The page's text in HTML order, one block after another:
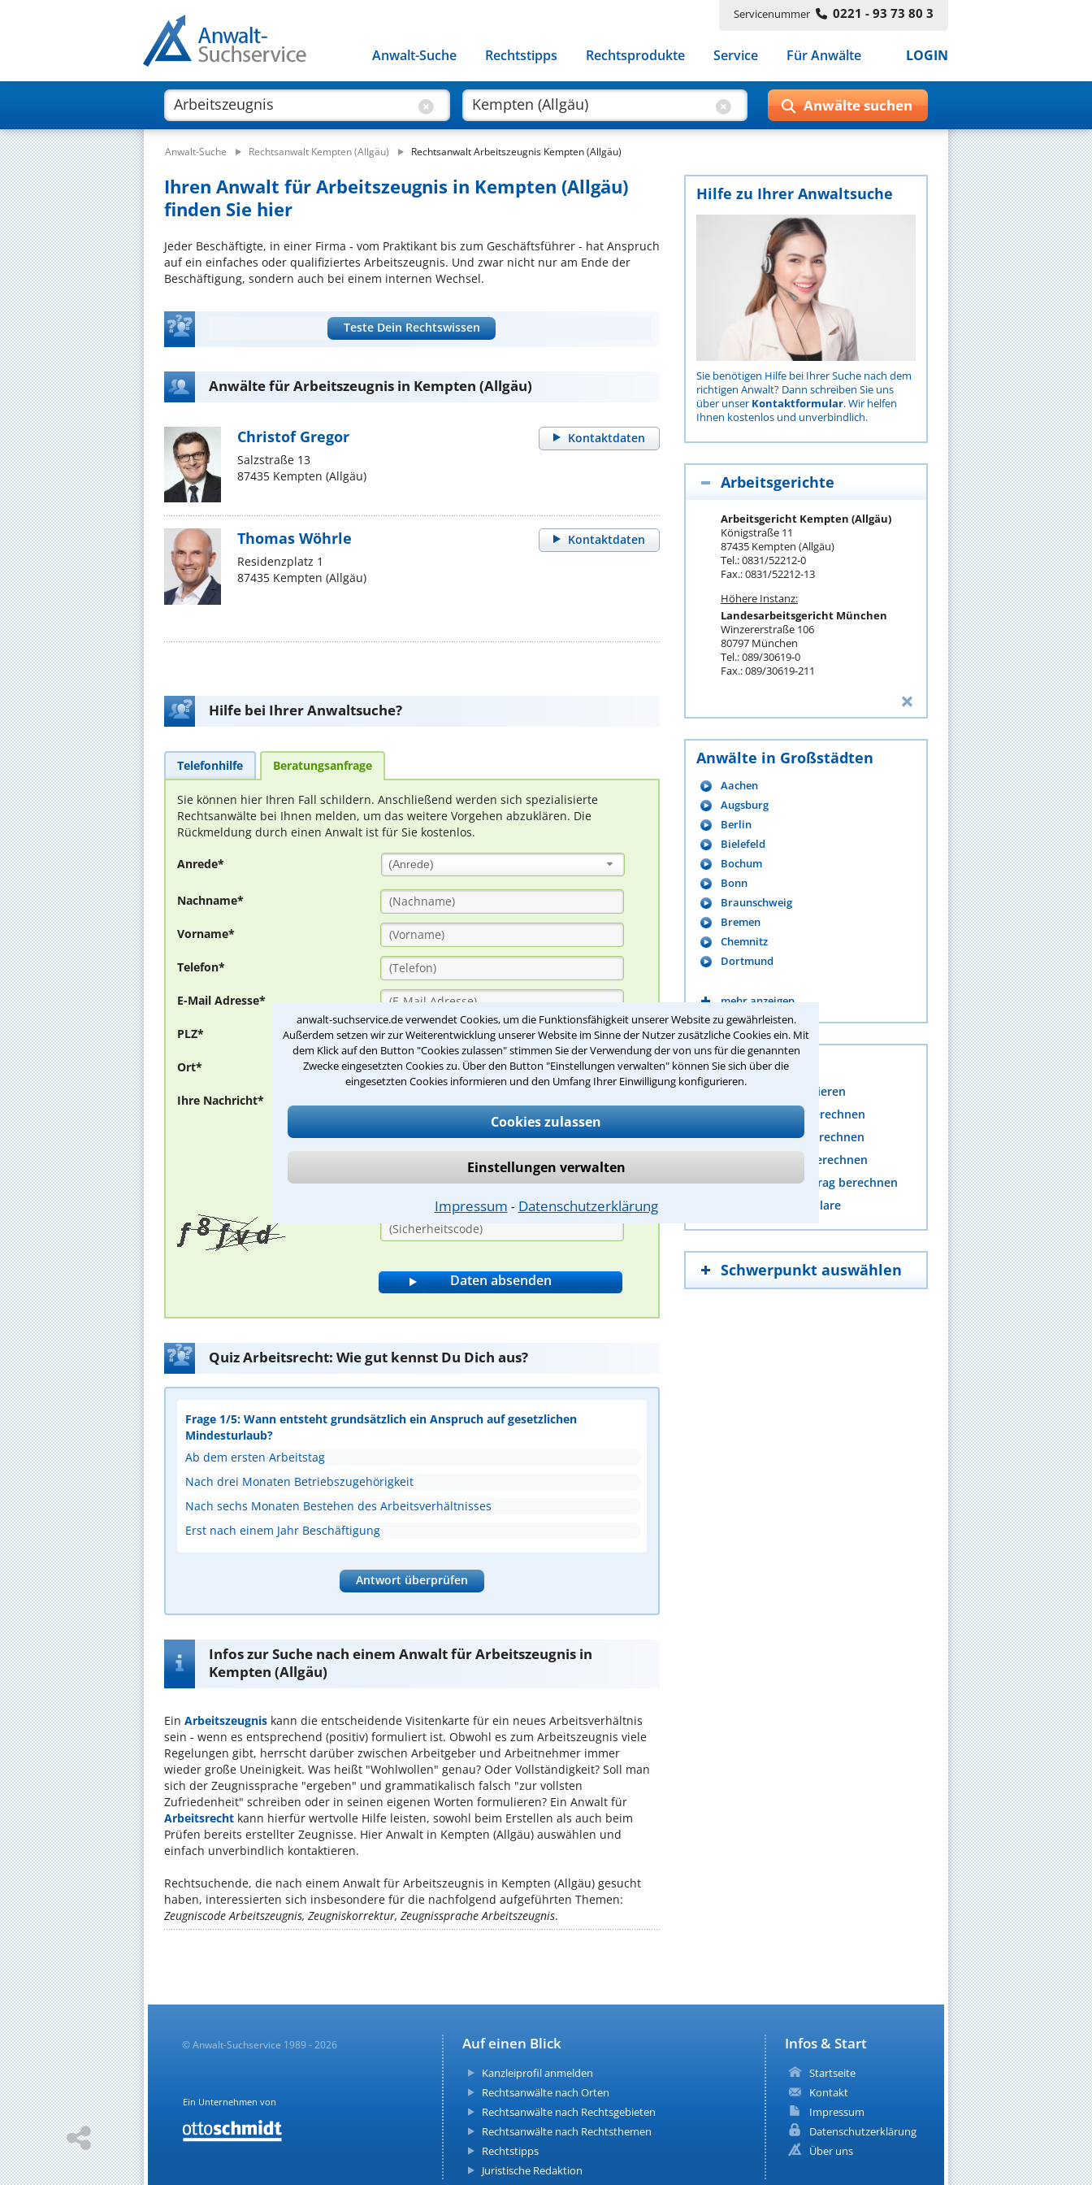
anwalt-suchservice.de verwendet Cookies, um die Funktionsfähigkeit unserer Website zu gewährleisten.
Außerdem setzen wir zur Weiterentwicklung unserer Website im Sinne der Nutzer zusätzliche Cookies ein. Mit
dem Klick auf den Button "Cookies zulassen" stimmen Sie der Verwendung der von uns für die genannten
Zwecke eingesetzten Cookies zu. Über den Button "Einstellungen verwalten" können Sie sich über die
eingesetzten Cookies informieren und den Umfang Ihrer Einwilligung konfigurieren.
Cookies zulassen
Einstellungen verwalten
Impressum ⁃ Datenschutzerklärung
Servicenummer 0221 - 93 73 80 3
Anwalt-Suche Rechtstipps Rechtsprodukte Service Für Anwälte LOGIN
Anwalt-Suche Rechtsanwalt Kempten (Allgäu) Rechtsanwalt Arbeitszeugnis Kempten (Allgäu)
Ihren Anwalt für Arbeitszeugnis in Kempten (Allgäu)
finden Sie hier
Jeder Beschäftigte, in einer Firma - vom Praktikant bis zum Geschäftsführer - hat Anspruch
auf ein einfaches oder qualifiziertes Arbeitszeugnis. Und zwar nicht nur am Ende der
Beschäftigung, sondern auch bei einem internen Wechsel.
Teste Dein Rechtswissen
Anwälte für Arbeitszeugnis in Kempten (Allgäu)
Kontaktdaten
Christof Gregor
Salzstraße 13
87435 Kempten (Allgäu)
Kontaktdaten
Thomas Wöhrle
Residenzplatz 1
87435 Kempten (Allgäu)
Hilfe bei Ihrer Anwaltsuche?
Telefonhilfe Beratungsanfrage
Sie können hier Ihren Fall schildern. Anschließend werden sich spezialisierte
Rechtsanwälte bei Ihnen melden, um das weitere Vorgehen abzuklären. Die
Rückmeldung durch einen Anwalt ist für Sie kostenlos.
Anrede* (Anrede)
Nachname*
Vorname*
Telefon*
E-Mail Adresse*
PLZ*
Ort*
Ihre Nachricht*
Bitte Sicherheitscode eingeben.
Quiz Arbeitsrecht: Wie gut kennst Du Dich aus?
Frage 1/5: Wann entsteht grundsätzlich ein Anspruch auf gesetzlichen
Mindesturlaub?
Ab dem ersten Arbeitstag
Nach drei Monaten Betriebszugehörigkeit
Nach sechs Monaten Bestehen des Arbeitsverhältnisses
Erst nach einem Jahr Beschäftigung
Antwort überprüfen
Infos zur Suche nach einem Anwalt für Arbeitszeugnis in
Kempten (Allgäu)
Ein Arbeitszeugnis kann die entscheidende Visitenkarte für ein neues Arbeitsverhältnis
sein - wenn es entsprechend (positiv) formuliert ist. Obwohl es zum Arbeitszeugnis viele
Regelungen gibt, herrscht darüber zwischen Arbeitgeber und Arbeitnehmer immer
wieder große Uneinigkeit. Was heißt "Wohlwollen" genau? Oder Vollständigkeit? Soll man
sich der Zeugnissprache "ergeben" und grammatikalisch falsch "zur vollsten
Zufriedenheit" schreiben oder in seinen eigenen Worten formulieren? Ein Anwalt für
Arbeitsrecht kann hierfür wertvolle Hilfe leisten, sowohl beim Erstellen als auch beim
Prüfen bereits erstellter Zeugnisse. Hier Anwalt in Kempten (Allgäu) auswählen und
einfach unverbindlich kontaktieren.
Rechtsuchende, die nach einem Anwalt für Arbeitszeugnis in Kempten (Allgäu) gesucht
haben, interessierten sich insbesondere für die nachfolgend aufgeführten Themen:
Zeugniscode Arbeitszeugnis, Zeugniskorrektur, Zeugnissprache Arbeitszeugnis.
Hilfe zu Ihrer Anwaltsuche
Sie benötigen Hilfe bei Ihrer Suche nach dem
richtigen Anwalt? Dann schreiben Sie uns
über unser Kontaktformular. Wir helfen
Ihnen kostenlos und unverbindlich.
Arbeitsgerichte
Arbeitsgericht Kempten (Allgäu)
Königstraße 11
87435 Kempten (Allgäu)
Tel.: 0831/52212-0
Fax.: 0831/52212-13
Höhere Instanz:
Landesarbeitsgericht München
Winzererstraße 106
80797 München
Tel.: 089/30619-0
Fax.: 089/30619-211
Anwälte in Großstädten
Aachen
Augsburg
Berlin
Bielefeld
Bochum
Bonn
Braunschweig
Bremen
Chemnitz
Dortmund
mehr anzeigen
Tools
Impressum generieren
Anwaltskosten berechnen
Prozesskosten berechnen
Gerichtskosten berechnen
Pfändungsfreibetrag berechnen
Interaktive Formulare
Schwerpunkt auswählen
Infos & Start
Startseite
Kontakt
Impressum
Datenschutzerklärung
Über uns
Auf einen Blick
Kanzleiprofil anmelden
Rechtsanwälte nach Orten
Rechtsanwälte nach Rechtsgebieten
Rechtsanwälte nach Rechtsthemen
Rechtstipps
Juristische Redaktion
© Anwalt-Suchservice 1989 - 2026
Ein Unternehmen von